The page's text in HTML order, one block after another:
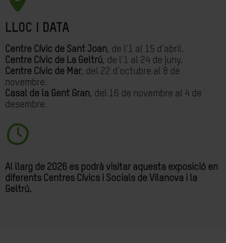
LLOC I DATA
Centre Cívic de Sant Joan, de l’1 al 15 d’abril.
Centre Cívic de La Geltrú, de l’1 al 24 de juny.
Centre Cívic de Mar, del 22 d’octubre al 8 de
novembre.
Casal de la Gent Gran, del 16 de novembre al 4 de
desembre.
Al llarg de 2026 es podrà visitar aquesta exposició en
diferents Centres Cívics i Socials de Vilanova i la
Geltrú.